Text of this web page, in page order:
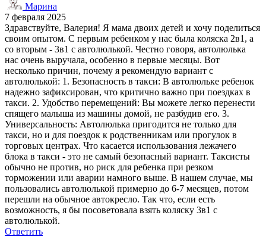
Марина
7 февраля 2025
Здравствуйте, Валерия! Я мама двоих детей и хочу поделиться
своим опытом. С первым ребенком у нас была коляска 2в1, а
со вторым - 3в1 с автолюлькой. Честно говоря, автолюлька
нас очень выручала, особенно в первые месяцы. Вот
несколько причин, почему я рекомендую вариант с
автолюлькой: 1. Безопасность в такси: В автолюльке ребенок
надежно зафиксирован, что критично важно при поездках в
такси. 2. Удобство перемещений: Вы можете легко перенести
спящего малыша из машины домой, не разбудив его. 3.
Универсальность: Автолюлька пригодится не только для
такси, но и для поездок к родственникам или прогулок в
торговых центрах. Что касается использования лежачего
блока в такси - это не самый безопасный вариант. Таксисты
обычно не против, но риск для ребенка при резком
торможении или аварии намного выше. В нашем случае, мы
пользовались автолюлькой примерно до 6-7 месяцев, потом
перешли на обычное автокресло. Так что, если есть
возможность, я бы посоветовала взять коляску 3в1 с
автолюлькой.
Ответить